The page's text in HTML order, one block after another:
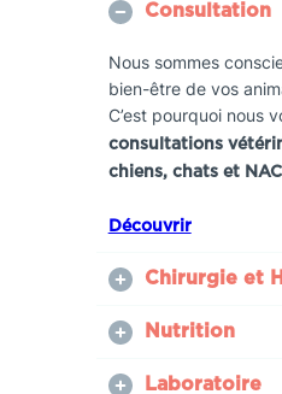
Consultation
Nous sommes
bien-être de vos
C’est pourquoi nous
consultations
chiens, chats et
Découvrir
Chirurgie et
Nutrition
Laboratoire